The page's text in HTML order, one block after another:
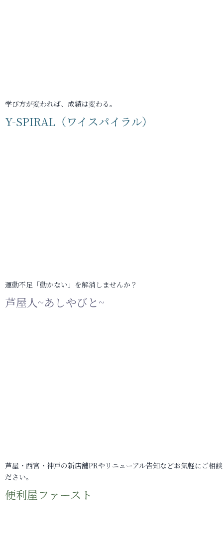
学び方が変われば、成績は変わる。
Y-SPIRAL（ワイスパイラル）
運動不足「動かない」を解消しませんか？
芦屋人~あしやびと~
芦屋・西宮・神戸の新店舗PRやリニューアル告知などお気軽にご相
ださい。
便利屋ファースト